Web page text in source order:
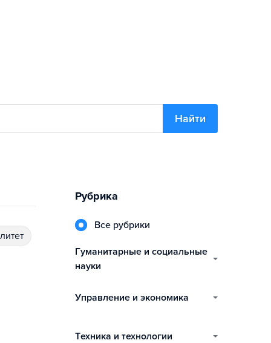
Найти
Рубрика
Все рубрики
гуманитарные и социальные
науки
управление и экономика
техника и технологии